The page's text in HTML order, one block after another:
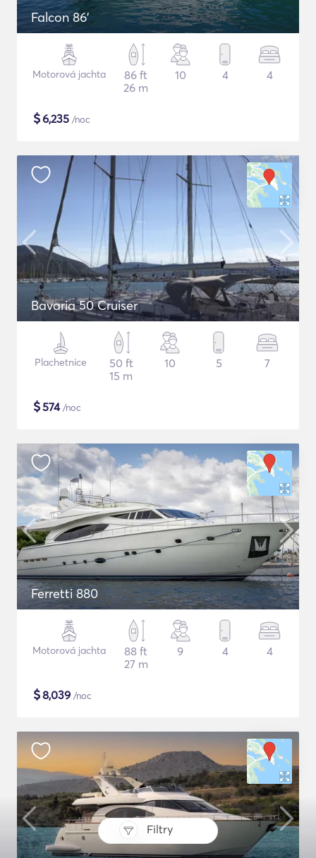
Filtry
Falcon 86'
Motorová jachta
86 ft
26 m
10 4 4
$6,235 /noc
Bavaria 50 Cruiser
Plachetnice
50 ft
15 m
10 5 7
$574/noc
Ferretti 880
Motorová jachta
88 ft
27 m
9 4 4
$8,039 /noc